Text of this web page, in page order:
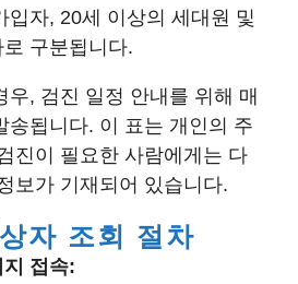
입자, 20세 이상의 세대원 및
구분됩니다.
우, 검진 일정 안내를 위해 매
송됩니다. 이 표는 개인의 주
진이 필요한 사람에게는 다
보가 기재되어 있습니다.
자 조회 절차
접속: